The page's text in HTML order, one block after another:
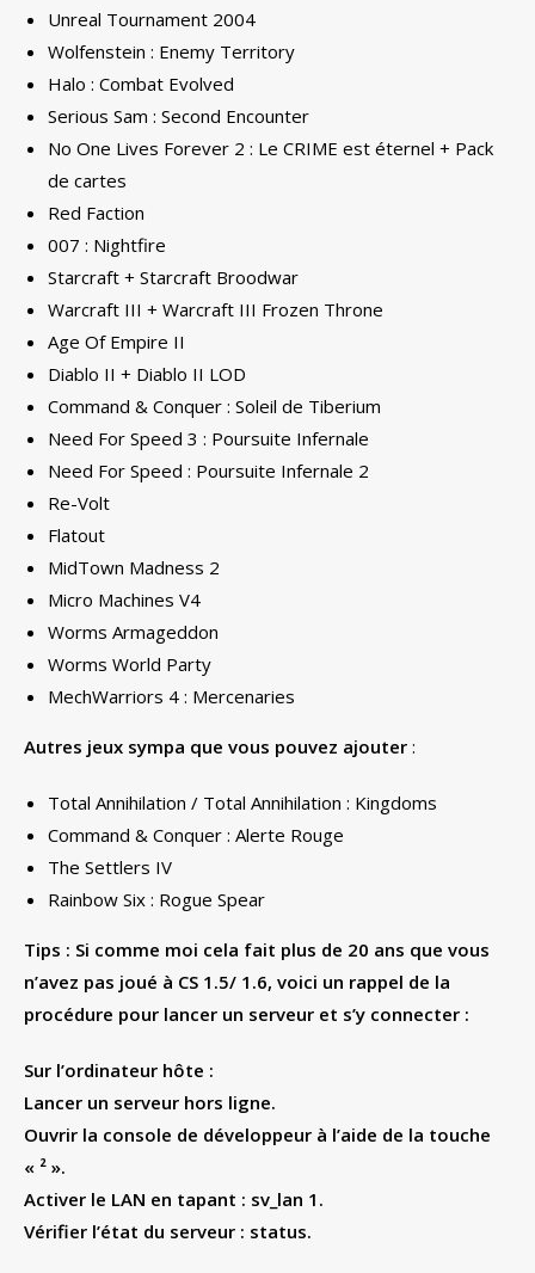
Unreal Tournament 2004
Wolfenstein : Enemy Territory
Halo : Combat Evolved
Serious Sam : Second Encounter
No One Lives Forever 2 : Le CRIME est éternel + Pack
de cartes
Red Faction
007 : Nightfire
Starcraft + Starcraft Broodwar
Warcraft III + Warcraft III Frozen Throne
Age Of Empire II
Diablo II + Diablo II LOD
Command & Conquer : Soleil de Tiberium
Need For Speed 3 : Poursuite Infernale
Need For Speed : Poursuite Infernale 2
Re-Volt
Flatout
MidTown Madness 2
Micro Machines V4
Worms Armageddon
Worms World Party
MechWarriors 4 : Mercenaries
Autres jeux sympa que vous pouvez ajouter :
Total Annihilation / Total Annihilation : Kingdoms
Command & Conquer : Alerte Rouge
The Settlers IV
Rainbow Six : Rogue Spear
Tips : Si comme moi cela fait plus de 20 ans que vous
n’avez pas joué à CS 1.5/ 1.6, voici un rappel de la
procédure pour lancer un serveur et s’y connecter :
Sur l’ordinateur hôte :
Lancer un serveur hors ligne.
Ouvrir la console de développeur à l’aide de la touche
« ² ».
Activer le LAN en tapant : sv_lan 1.
Vérifier l’état du serveur : status.